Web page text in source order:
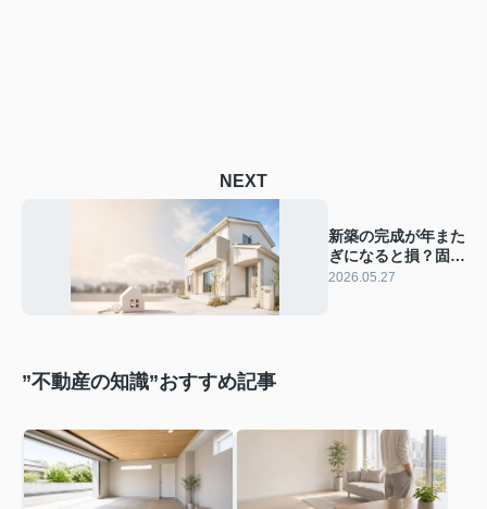
NEXT
新築の完成が年また
ぎになると損？固定
資産税の仕組みにつ
2026.05.27
”不動産の知識”おすすめ記事